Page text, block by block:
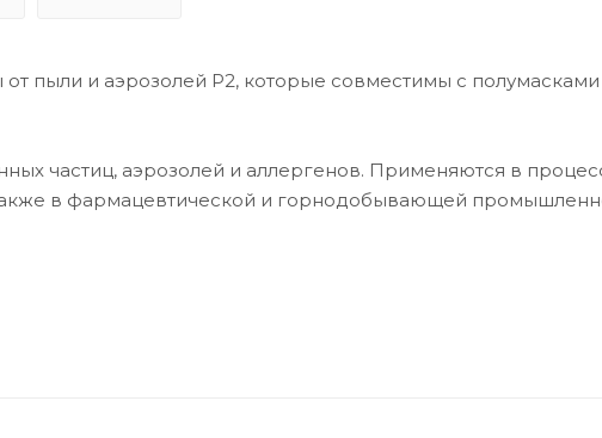
от пыли и аэрозолей P2, которые совместимы с полумасками
частиц, аэрозолей и аллергенов. Применяются в
в фармацевтической и горнодобывающей